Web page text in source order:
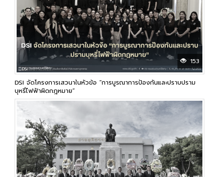
153
DSI จัดโครงการเสวนาในหัวข้อ “การบูรณาการป้องกันและปราบปราม
บุหรี่ไฟฟ้าผิดกฎหมาย”